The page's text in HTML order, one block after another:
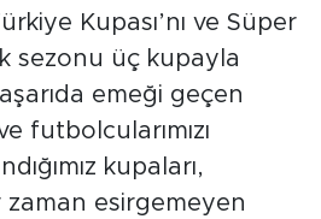
Kupası’nı ve Süper
sezonu üç kupayla
emeği geçen
futbolcularımızı
kupaları,
esirgemeyen